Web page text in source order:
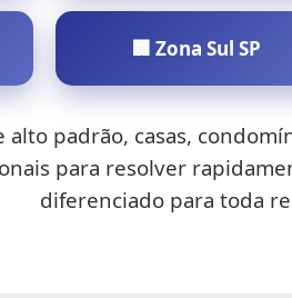
🏢 Zona Sul SP
alto padrão, casas,
para resolver
diferenciado para toda